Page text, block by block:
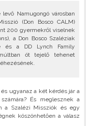
Namugongó városban
(Don Bosco CALM)
200 gyermekről viselnek
a Don Bosco Szaléziak
és a DD Lynch Family
öt tejelő tehenet
ugyanaz a két kérdés jár a
És meglesznek a
a Szalézi Missziók és egy
köszönhetően a válasz